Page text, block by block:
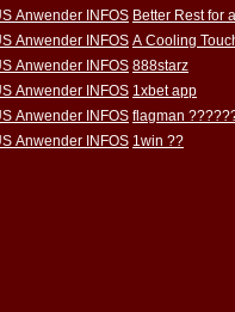
Anwender INFOS Better Rest for
Anwender INFOS A Cooling
Anwender INFOS 888starz
Anwender INFOS 1xbet app
Anwender INFOS flagman
Anwender INFOS 1win ??